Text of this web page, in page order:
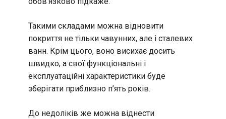
Такими складами можна відновити
покриття не тільки чавунних, але і сталевих
ванн. Крім цього, воно висихає досить
швидко, а свої функціональні і
експлуатаційні характеристики буде
зберігати приблизно п’ять років.
До недоліків же можна віднести